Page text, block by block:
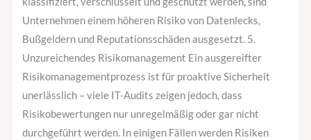
Unternehmen einem höheren Risiko von Datenlecks,
Bußgeldern und Reputationsschäden ausgesetzt. 5.
Unzureichendes Risikomanagement Ein ausgereifter
Risikomanagementprozess ist für proaktive Sicherheit
unerlässlich – viele IT-Audits zeigen jedoch, dass
Risikobewertungen nur unregelmäßig oder gar nicht
durchgeführt werden. In einigen Fällen werden Risiken